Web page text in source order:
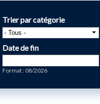
Trier par catégorie
Date de fin
Format : 08/2026